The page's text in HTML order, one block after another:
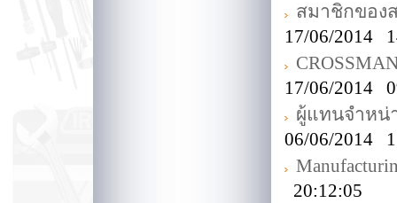
สมาชิกของ
17/06/2014
17/06/2014
ผู้แทนจำหน่
06/06/2014
20:12:05